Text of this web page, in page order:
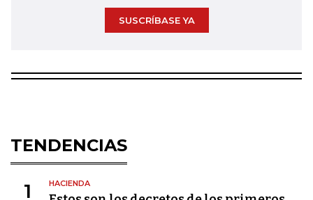
SUSCRÍBASE YA
TENDENCIAS
1 HACIENDA